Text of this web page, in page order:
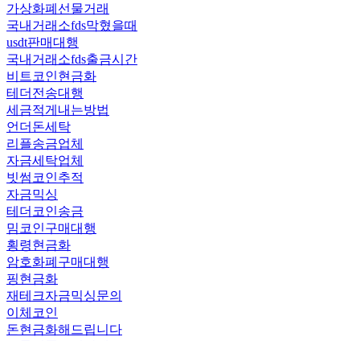
가상화폐선물거래
국내거래소fds막혔을때
usdt판매대행
국내거래소fds출금시간
비트코인현금화
테더전송대행
세금적게내는방법
언더돈세탁
리플송금업체
자금세탁업체
빗썸코인추적
자금믹싱
테더코인송금
밈코인구매대행
횡령현금화
암호화폐구매대행
핑현금화
재테크자금믹싱문의
이체코인
돈현금화해드립니다